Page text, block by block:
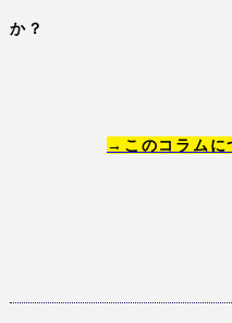
か？
→このコラムに